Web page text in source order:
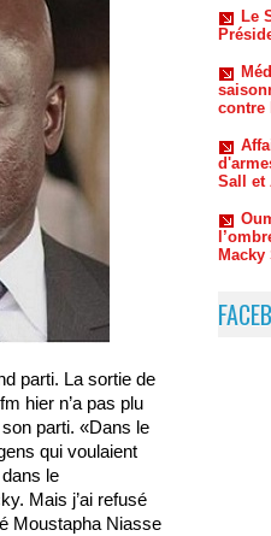
parti. La sortie de
hier n’a pas plu
parti. «Dans le
qui voulaient
le
Mais j’ai refusé
Moustapha Niasse
contre
Sall et
Macky